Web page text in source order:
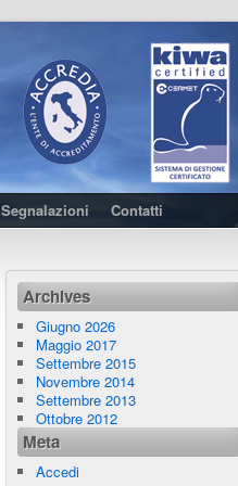
Contatti
Archives
Giugno 2026
Maggio 2017
Settembre 2015
Novembre 2014
Settembre 2013
Ottobre 2012
Meta
Accedi